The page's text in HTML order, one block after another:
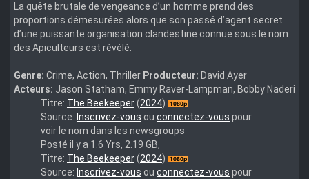
La quête brutale de vengeance d’un homme prend des
proportions démesurées alors que son passé d’agent secret
d’une puissante organisation clandestine connue sous le nom
des Apiculteurs est révélé.
Genre: Crime, Action, Thriller Producteur: David Ayer
Acteurs: Jason Statham, Emmy Raver-Lampman, Bobby Naderi
The.Beekeeper.2024.1080p.BluRay.DDP.5.1.10bit.H.265-
Titre: The Beekeeper(2024)
Source: Inscrivez-vous ou connectez-vous pour
voir le nom dans les newsgroups
Posté il y a 1.6 Yrs, 2.19 GB,
the.beekeeper.2024.1080p.bluray.x264
Titre: The Beekeeper(2024)
Source: Inscrivez-vous ou connectez-vous pour